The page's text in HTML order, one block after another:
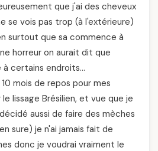
que j'ai des cheveux
se vois pas trop (à l'extérieure)
surtout que sa commence à
horreur on aurait dit que
à certains endroits…
mois de repos pour mes
lissage Brésilien, et vue que je
aussi de faire des mèches
sure) je n'ai jamais fait de
donc je voudrai vraiment le